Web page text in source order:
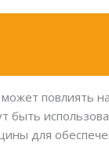
может
быть
для